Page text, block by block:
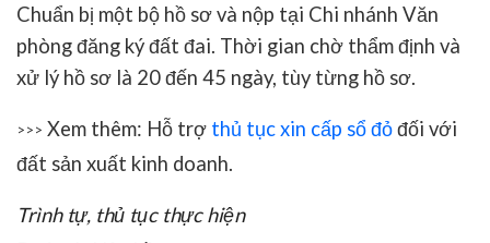
Chuẩn bị một bộ hồ sơ và nộp tại Chi nhánh Văn
phòng đăng ký đất đai. Thời gian chờ thẩm định và
xử lý hồ sơ là 20 đến 45 ngày, tùy từng hồ sơ.
>>> Xem thêm: Hỗ trợ thủ tục xin cấp sổ đỏđối với
đất sản xuất kinh doanh.
Trình tự, thủ tục thực hiện